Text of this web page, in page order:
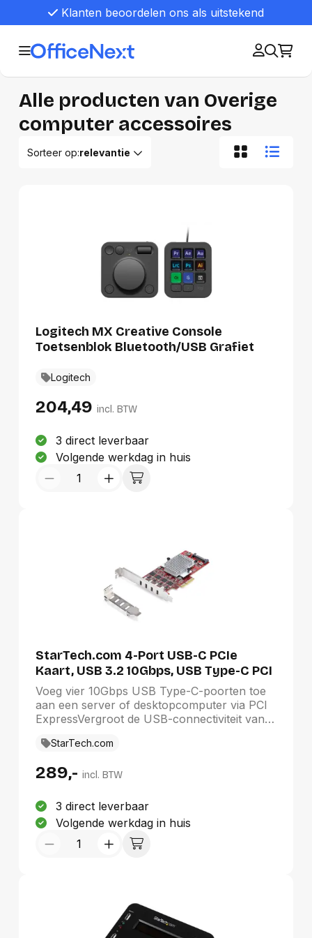
Klanten beoordelen ons als uitstekend
Alle producten van Overige
computer accessoires
Sorteer op:relevantie
Goedkoopste eerst
Duurste eerst
Logitech MX Creative Console
Toetsenblok Bluetooth/USB Grafiet
Logitech
204,49 incl. BTW
3 direct leverbaar
Volgende werkdag in huis
StarTech.com 4-Port USB-C PCIe
Kaart, USB 3.2 10Gbps, USB Type-C PCI
Express Uitbreidingskaart, 4x
Onafhankelijke USB Controllers,
Windows/Linux/macOS, TAA-
Voeg vier 10Gbps USB Type-C-poorten toe
aan een server of desktopcomputer via PCI
ExpressVergroot de USB-connectiviteit van
USB Type-C 10Gbps poorten toe te voegen
uitbreidingskaart.Onafhankelijke USB-
USB-kaarten delen totale bandbreedte over
alle poorten. Dankzij de vier onafhankelijke
USB-controllers kan deze USB-C
uitbreidingskaart elke poort tot 10 Gbps
PrestatiesDe hoge bandbreedte zorgt ervoor
dat de kaart ideaal is voor het overbrengen
van grote bestanden, realtime bewerken van
StarTech.com
289,- incl. BTW
3 direct leverbaar
Volgende werkdag in huis